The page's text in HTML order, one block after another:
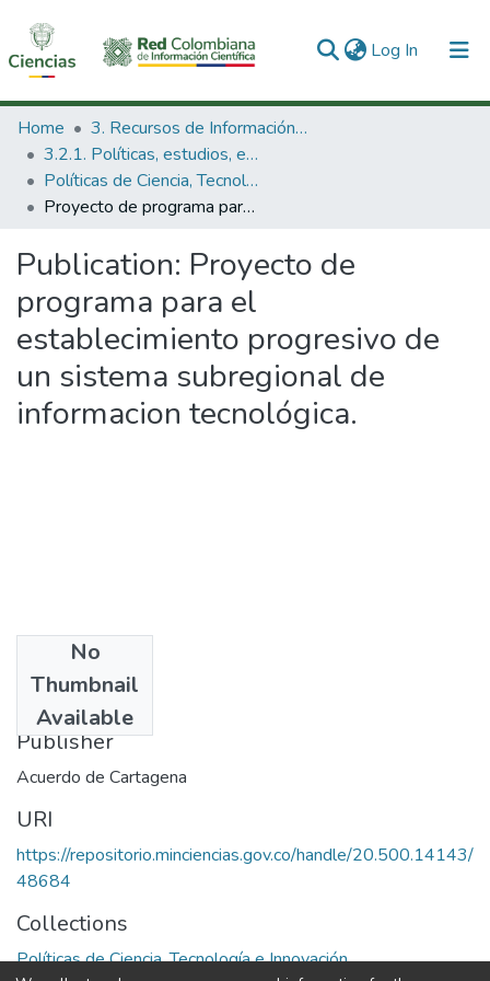
Log In (current)
Communities & Collections
All of DSpace
Statistics
Home
3. Recursos de Información Científica y Tecnológica
3.2.1. Políticas, estudios, evaluaciones e indicadores de CTeI
Políticas de Ciencia, Tecnología e Innovación
Proyecto de programa para el establecimiento progresivo de un sistema subregional de informacion tecnológica.
Publication: Proyecto de
programa para el
establecimiento progresivo de
un sistema subregional de
informacion tecnológica.
No
Thumbnail
Available
1975
Publisher
Acuerdo de Cartagena
URI
https://repositorio.minciencias.gov.co/handle/20.500.14143/
48684
Collections
Políticas de Ciencia, Tecnología e Innovación